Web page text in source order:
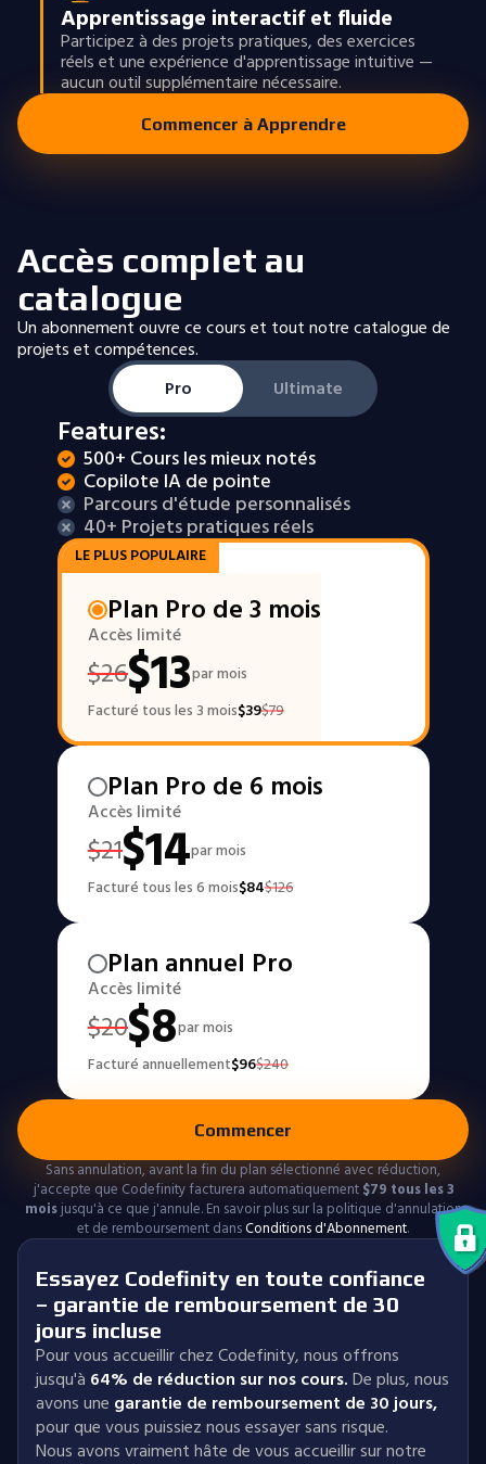
Apprentissage interactif et fluide
Participez à des projets pratiques, des exercices
réels et une expérience d'apprentissage intuitive —
aucun outil supplémentaire nécessaire.
Commencer à Apprendre
Accès complet au
catalogue
Un abonnement ouvre ce cours et tout notre catalogue de
projets et compétences.
Pro
Ultimate
Features:
500+ Cours les mieux notés
Copilote IA de pointe
Parcours d'étude personnalisés
40+ Projets pratiques réels
LE PLUS POPULAIRE
Plan Pro de 3 mois
Accès limité
$26$13par mois
Facturé tous les 3 mois$39$79
Plan Pro de 6 mois
Accès limité
$21$14par mois
Facturé tous les 6 mois$84$126
Plan annuel Pro
Accès limité
$20$8par mois
Facturé annuellement$96$240
Commencer
Sans annulation, avant la fin du plan sélectionné avec réduction,
j'accepte que Codefinity facturera automatiquement $79 tous les 3
moisjusqu'à ce que j'annule. En savoir plus sur la politique d'annulation
et de remboursement dansConditions d'Abonnement.
Essayez Codefinity en toute confiance
– garantie de remboursement de 30
jours incluse
Pour vous accueillir chez Codefinity, nous offrons
jusqu'à 64% de réduction sur nos cours.De plus, nous
avons une garantie de remboursement de 30 jours,
pour que vous puissiez nous essayer sans risque.
Nous avons vraiment hâte de vous accueillir sur notre